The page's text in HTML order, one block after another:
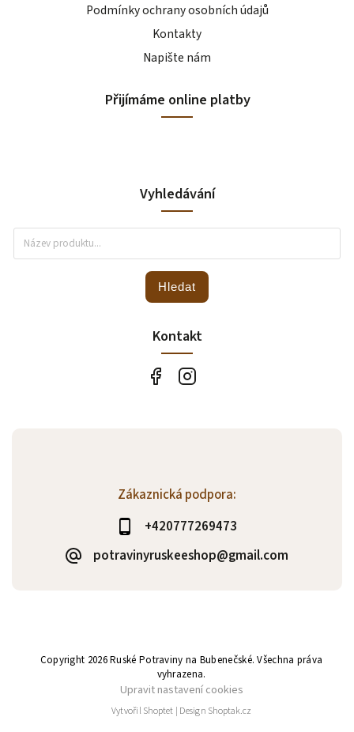
Zákaznická podpora:
+420777269473
potravinyruskeeshop@gmail.com
Podmínky ochrany osobních údajů
Kontakty
Napište nám
Přijímáme online platby
Vyhledávání
Hledat
Kontakt
Copyright 2026Ruské Potraviny na Bubenečské. Všechna práva
vyhrazena.
Upravit nastavení cookies
VytvořilShoptet | Design Shoptak.cz